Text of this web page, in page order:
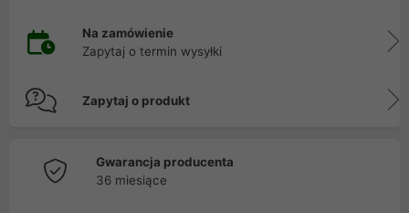
Na zamówienie
Zapytaj o termin wysyłki
Zapytaj o produkt
Gwarancja producenta
36 miesiące